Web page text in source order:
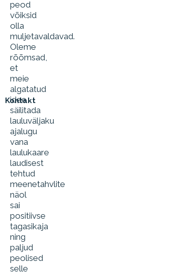
Kontakt
peod
võiksid
olla
muljetavaldavad.
Oleme
rõõmsad,
et
meie
algatatud
idee
säilitada
lauluväljaku
ajalugu
vana
laulukaare
laudisest
tehtud
meenetahvlite
näol
sai
positiivse
tagasikaja
ning
paljud
peolised
selle